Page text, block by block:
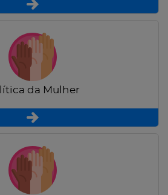
da Mulher